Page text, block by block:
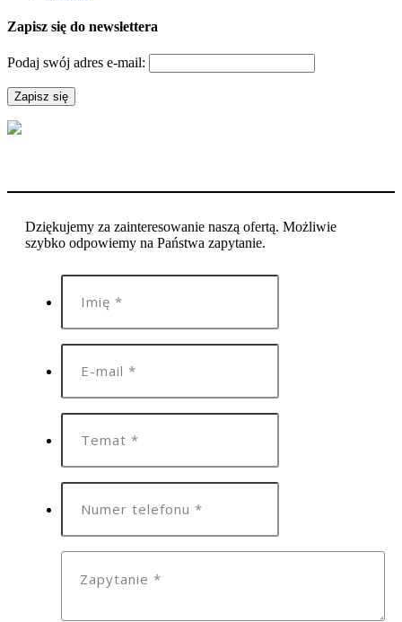
Zapisz się do newslettera
Podaj swój adres e-mail:
Dziękujemy za zainteresowanie naszą ofertą. Możliwie
szybko odpowiemy na Państwa zapytanie.